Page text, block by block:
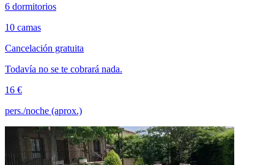
6 dormitorios
10 camas
Cancelación gratuita
Todavía no se te cobrará nada.
16 €
pers./noche (aprox.)